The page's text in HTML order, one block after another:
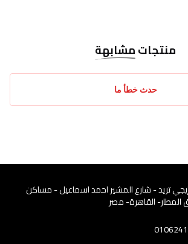
منتجاتمشابهة
حدث خطأ ما
تريد - شارع المشير احمد اسماعيل - مساكن
المطار- القاهرة- مصر